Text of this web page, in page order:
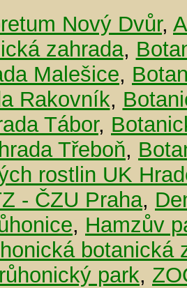
Nový Dvůr,
zahrada,
Malešice,
Rakovník,
Tábor,
Třeboň,
rostlin UK
- ČZU Praha,
, Hamzův
botanická
park,